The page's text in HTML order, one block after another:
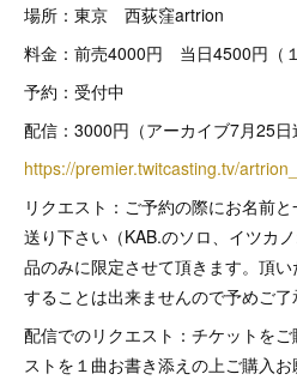
場所：東京 西荻窪artrion
料金：前売4000円 当日4500円（１
予約：受付中
配信：3000円（アーカイブ7月25日
https://premier.twitcasting.tv/
リクエスト：ご予約の際にお名前
送り下さい（KAB.のソロ、イツカ
品のみに限定させて頂きます。頂
することは出来ませんので予めご了
配信でのリクエスト：チケットを
ストを１曲お書き添えの上ご購入お